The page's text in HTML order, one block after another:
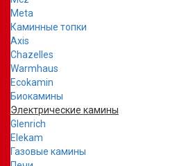
Meta
Каминные топки
Axis
Chazelles
Warmhaus
Ecokamin
Биокамины
Электрические камины
Glenrich
Elekam
Газовые камины